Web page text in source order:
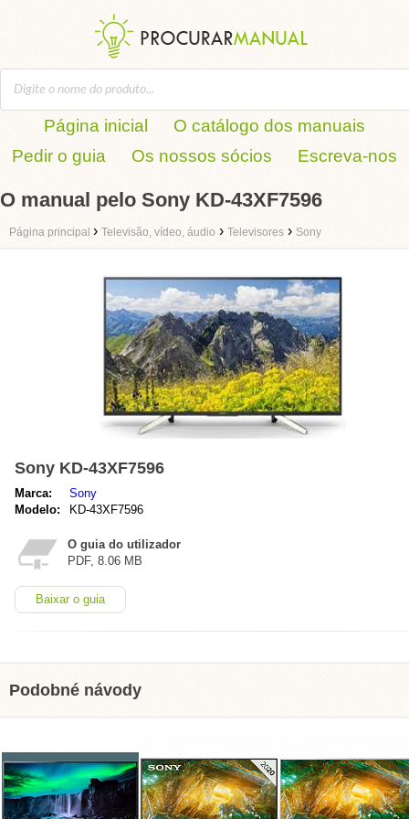
Página inicial
O catálogo dos manuais
Pedir o guia
Os nossos sócios Escreva-nos
O manual pelo Sony KD-43XF7596
Página principal › Televisão, vídeo, áudio › Televisores › Sony
Sony KD-43XF7596
Marca:
Sony
Modelo:
KD-43XF7596
O guia do utilizador
PDF, 8.06 MB
Baixar o guia
Podobné návody